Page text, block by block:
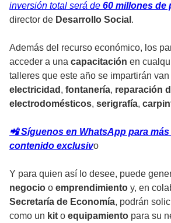
inversión total será de 60 millones de
director de Desarrollo Social .
Además del recurso económico, los
acceder a una capacitación en
talleres que este año se impartirán
electricidad , fontanería, reparación
electrodomésticos, serigrafía,
📲 Síguenos en WhatsApp para
contenido exclusivo
Y para quien así lo desee, puede
negocio o emprendimiento y, en
Secretaría de Economía, podrán
como un kit o equipamiento para su